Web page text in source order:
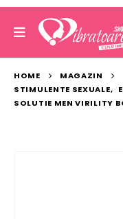
HOME
MAGAZIN
STIMULENTE SEXUALE,
SOLUTIE MEN VIRILITY